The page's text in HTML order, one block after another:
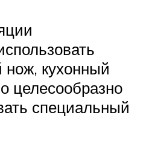
нож, кухонный
целесообразно
специальный